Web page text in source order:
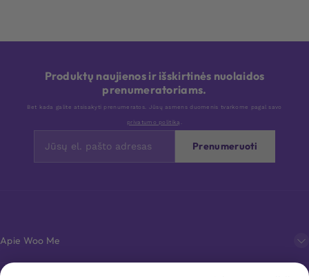
Produktų naujienos ir išskirtinės nuolaidos
prenumeratoriams.
Bet kada galite atsisakyti prenumeratos. Jūsų asmens duomenis tvarkome pagal savo
privatumo politiką .
Prenumeruoti
Apie Woo Me